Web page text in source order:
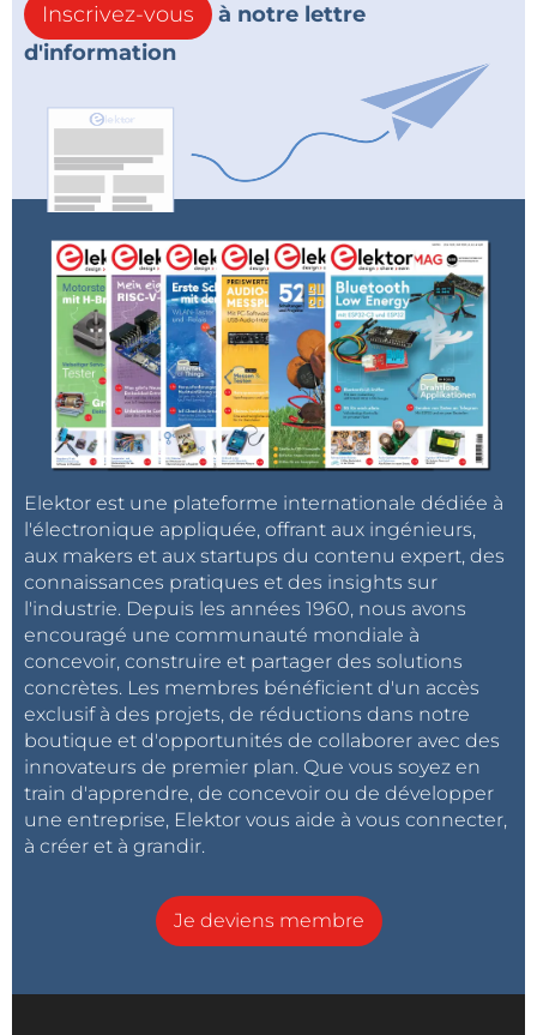
Inscrivez-vous
à notre lettre
d'information
Elektor est une plateforme internationale dédiée à
l'électronique appliquée, offrant aux ingénieurs,
aux makers et aux startups du contenu expert, des
connaissances pratiques et des insights sur
l'industrie. Depuis les années 1960, nous avons
encouragé une communauté mondiale à
concevoir, construire et partager des solutions
concrètes. Les membres bénéficient d'un accès
exclusif à des projets, de réductions dans notre
boutique et d'opportunités de collaborer avec des
innovateurs de premier plan. Que vous soyez en
train d'apprendre, de concevoir ou de développer
une entreprise, Elektor vous aide à vous connecter,
à créer et à grandir.
Je deviens membre